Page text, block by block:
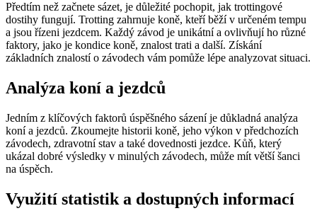
Předtím než začnete sázet, je důležité pochopit, jak trottingové
dostihy fungují. Trotting zahrnuje koně, kteří běží v určeném tempu
a jsou řízeni jezdcem. Každý závod je unikátní a ovlivňují ho různé
faktory, jako je kondice koně, znalost trati a další. Získání
základních znalostí o závodech vám pomůže lépe analyzovat situaci.
Analýza koní a jezdců
Jedním z klíčových faktorů úspěšného sázení je důkladná analýza
koní a jezdců. Zkoumejte historii koně, jeho výkon v předchozích
závodech, zdravotní stav a také dovednosti jezdce. Kůň, který
ukázal dobré výsledky v minulých závodech, může mít větší šanci
na úspěch.
Využití statistik a dostupných informací